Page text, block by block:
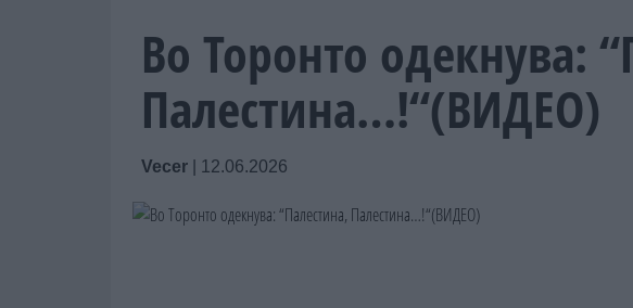
Во Торонто одекнува:
Палестина…!“(ВИДЕО)
Vecer 12.06.2026